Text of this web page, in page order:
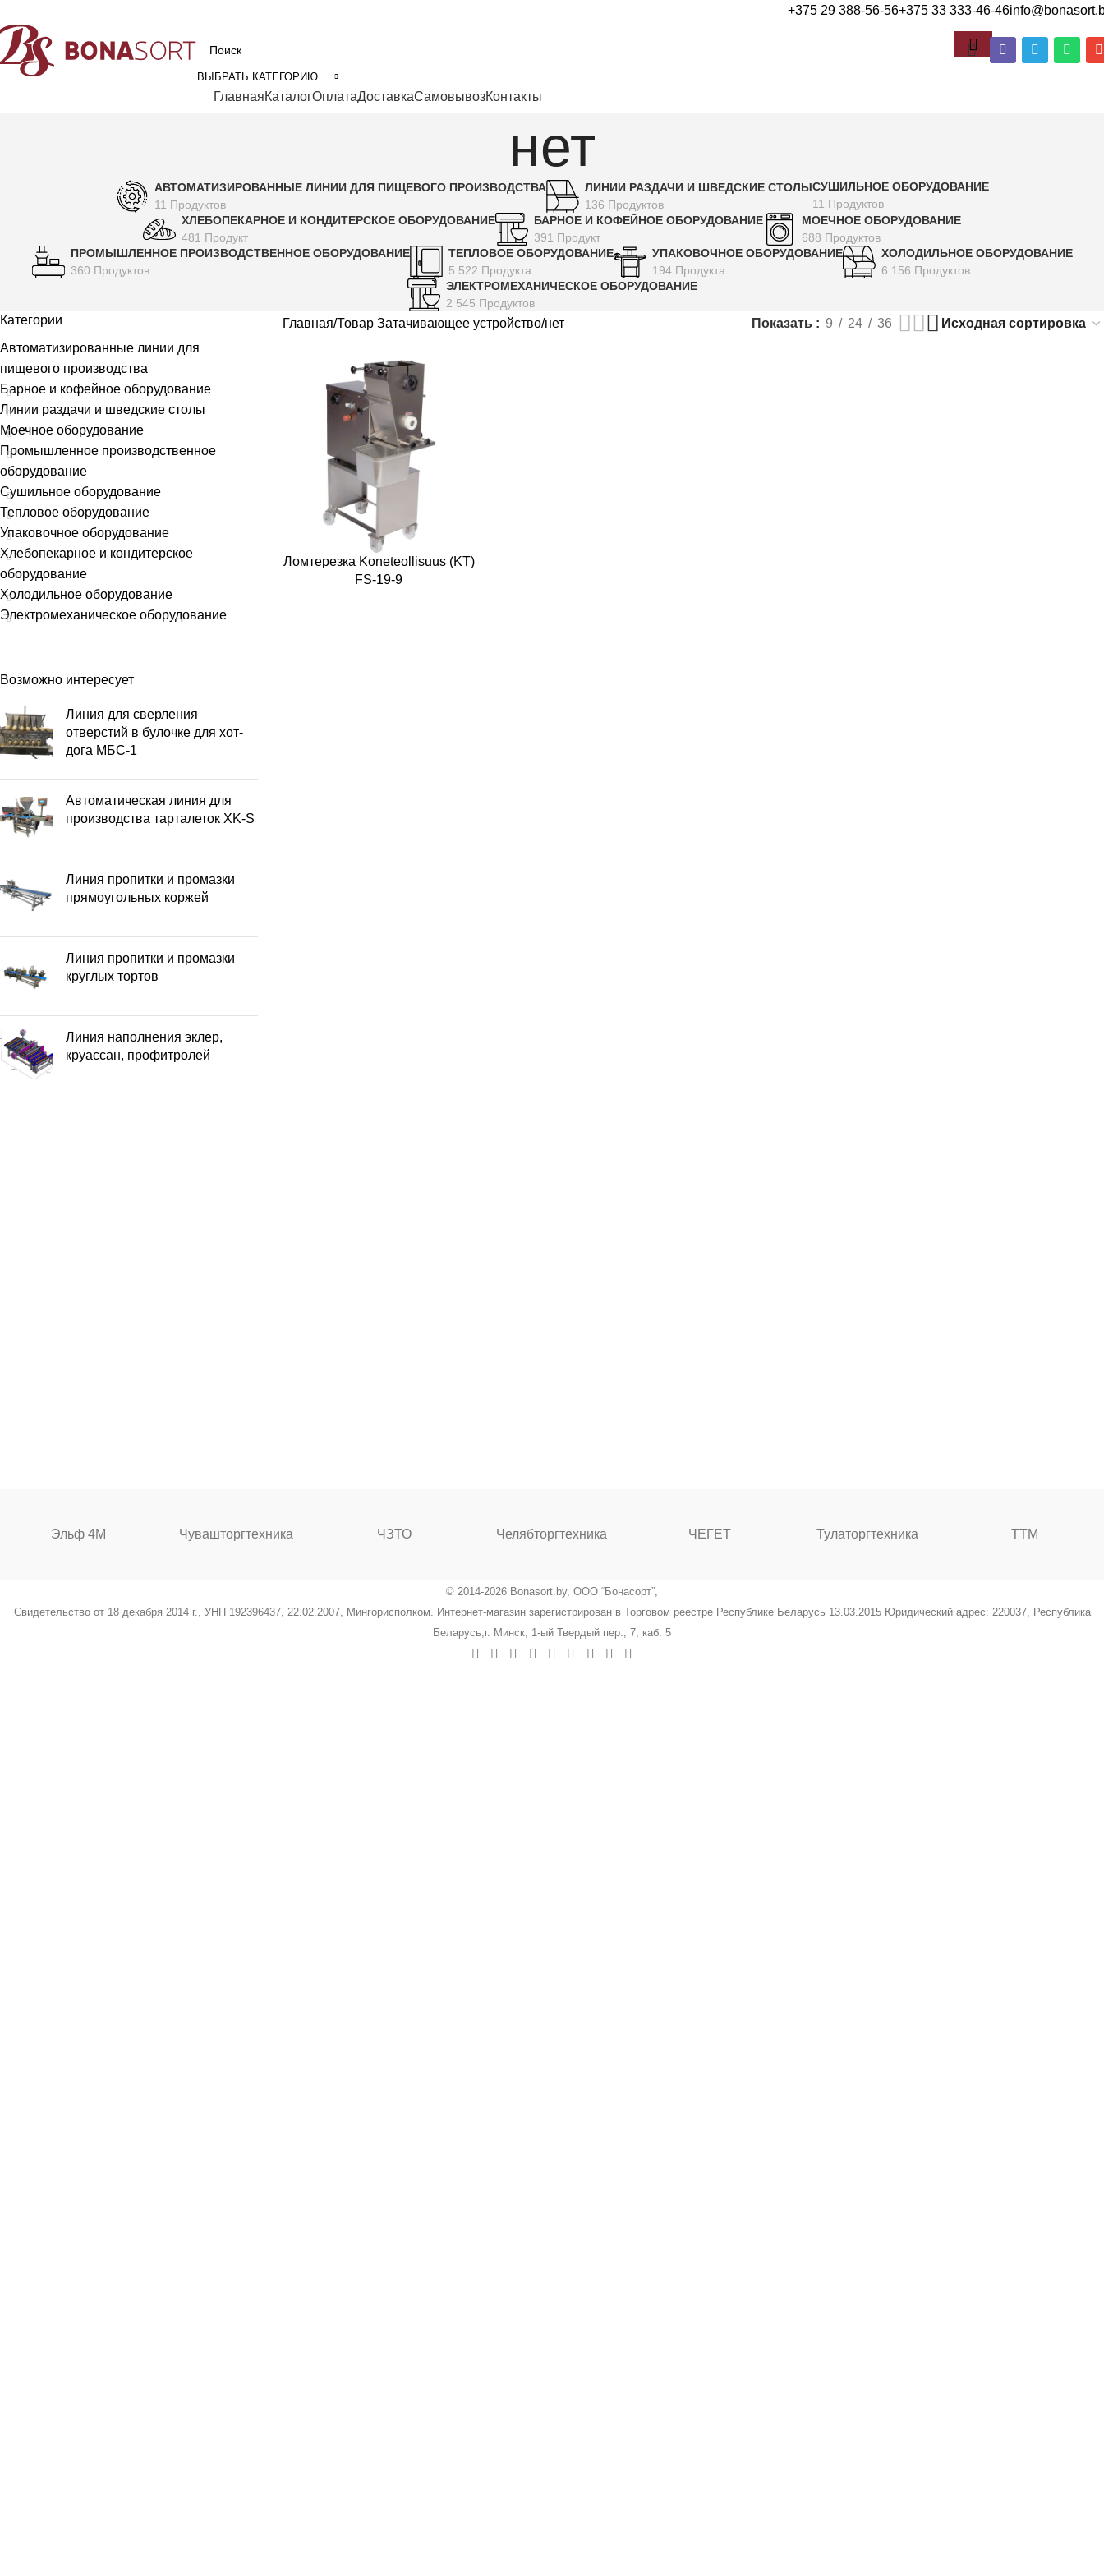
+375 29 388-56-56+375 33 333-46-46
ВЫБРАТЬ КАТЕГОРИЮ
ГлавнаяКаталогОплатаДоставкаСамовывозКонтакты
нет
АВТОМАТИЗИРОВАННЫЕ ЛИНИИ ДЛЯ ПИЩЕВОГО ПРОИЗВОДСТВА
11 Продуктов
ЛИНИИ РАЗДАЧИ И ШВЕДСКИЕ СТОЛЫ
136 Продуктов
СУШИЛЬНОЕ ОБОРУДОВАНИЕ
11 Продуктов
ХЛЕБОПЕКАРНОЕ И КОНДИТЕРСКОЕ ОБОРУДОВАНИЕ
481 Продукт
БАРНОЕ И КОФЕЙНОЕ ОБОРУДОВАНИЕ
391 Продукт
МОЕЧНОЕ ОБОРУДОВАНИЕ
688 Продуктов
ПРОМЫШЛЕННОЕ ПРОИЗВОДСТВЕННОЕ ОБОРУДОВАНИЕ
360 Продуктов
ТЕПЛОВОЕ ОБОРУДОВАНИЕ
5 522 Продукта
УПАКОВОЧНОЕ ОБОРУДОВАНИЕ
194 Продукта
ХОЛОДИЛЬНОЕ ОБОРУДОВАНИЕ
6 156 Продуктов
ЭЛЕКТРОМЕХАНИЧЕСКОЕ ОБОРУДОВАНИЕ
2 545 Продуктов
Категории
Автоматизированные линии для
пищевого производства
Барное и кофейное оборудование
Линии раздачи и шведские столы
Моечное оборудование
Промышленное производственное
оборудование
Сушильное оборудование
Тепловое оборудование
Упаковочное оборудование
Хлебопекарное и кондитерское
оборудование
Холодильное оборудование
Электромеханическое оборудование
Возможно интересует
Линия для сверления
отверстий в булочке для хот-
дога МБС-1
Автоматическая линия для
производства тарталеток XK-S
Линия пропитки и промазки
прямоугольных коржей
Линия пропитки и промазки
круглых тортов
Линия наполнения эклер,
круассан, профитролей
Главная Товар Затачивающее устройство нет Показать 9 24 36
Ломтерезка Koneteollisuus (KT)
FS-19-9
Эльф 4М Чувашторгтехника ЧЗТО Челябторгтехника ЧЕГЕТ Тулаторгтехника ТТМ
© 2014-2026 Bonasort.by, ООО “Бонасорт”,
Свидетельство от 18 декабря 2014 г., УНП 192396437, 22.02.2007, Мингорисполком. Интернет-магазин зарегистрирован в Торговом реестре Республике Беларусь 13.03.2015 Юридический адрес: 220037, Республика
Беларусь,г. Минск, 1-ый Твердый пер., 7, каб. 5